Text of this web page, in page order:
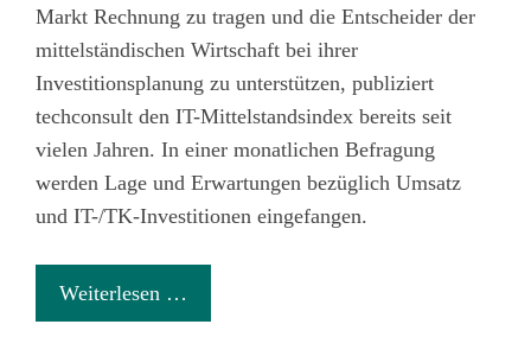
Markt Rechnung zu tragen und die Entscheider der
mittelständischen Wirtschaft bei ihrer
Investitionsplanung zu unterstützen, publiziert
techconsult den IT-Mittelstandsindex bereits seit
vielen Jahren. In einer monatlichen Befragung
werden Lage und Erwartungen bezüglich Umsatz
und IT-/TK-Investitionen eingefangen.
Weiterlesen …